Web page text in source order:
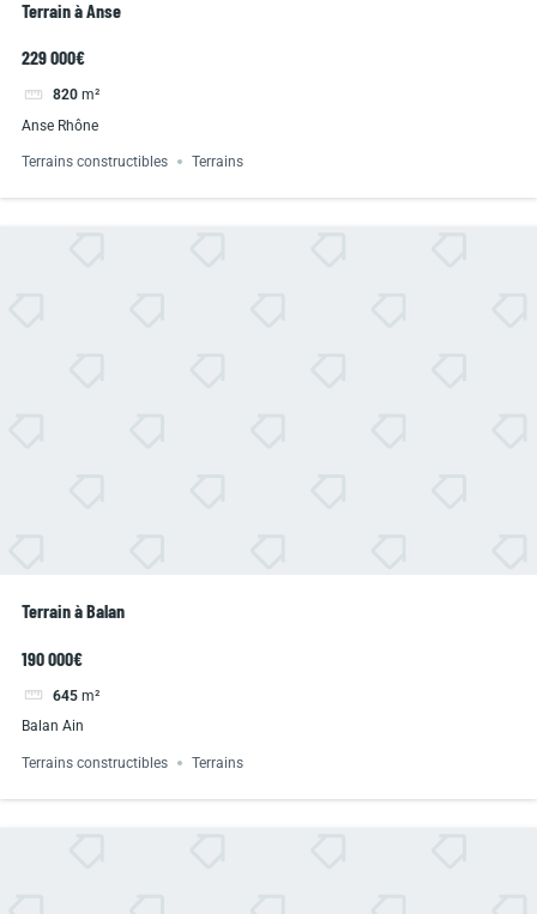
Terrain à Anse
229 000€
820 m²
Anse Rhône
Terrains constructibles Terrains
Terrain à Balan
190 000€
645 m²
Balan Ain
Terrains constructibles Terrains